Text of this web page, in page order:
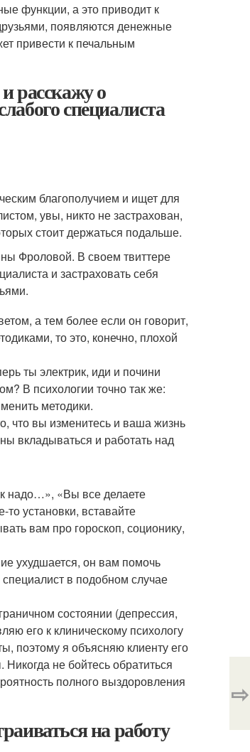
функции, а это приводит к
появляются денежные
привести к печальным
расскажу о
специалиста
благополучием и ищет для
увы, никто не застрахован,
стоит держаться подальше.
Фроловой. В своем твиттере
и застраховать себя
а тем более если он говорит,
то это, конечно, плохой
ты электрик, иди и почини
В психологии точно так же:
методики.
что вы изменитесь и ваша жизнь
вкладываться и работать над
надо…», «Вы все делаете
установки, вставайте
вам про гороскоп, соционику,
ухудшается, он вам помочь
в подобном случае
состоянии (депрессия,
его к клиническому психологу
поэтому я объясняю клиенту его
не бойтесь обратиться
полного выздоровления
на работу
⇨